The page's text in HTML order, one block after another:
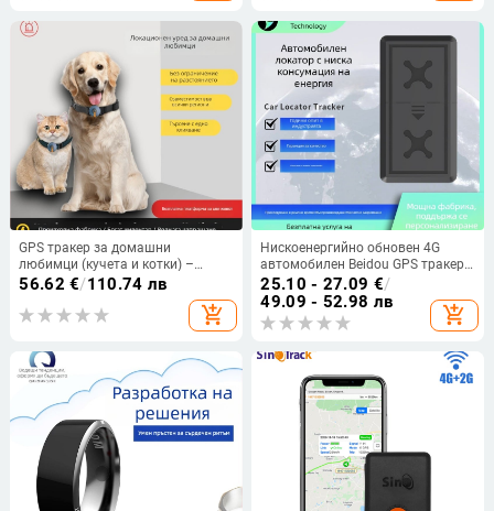
страници и дистанционно
заснемане.
GPS тракер за домашни
любимци (кучета и котки) –
прецизност 5 м, IP67
водоустойчив, до 25 дни живот
на батерията, аларми при
изключване, мобилен аларм и
офлайн карта и проследяване на
траектория
56.62 €/110.74 лв
add_shopping_cart
Нискоенергийно обновен 4G
автомобилен Beidou GPS тракер,
преносим, с мощно магнитно
закрепване, точно
позициониране и проследяване
на траектория
25.10 - 27.09 €/
49.09 - 52.98 лв
add_shopping_cart